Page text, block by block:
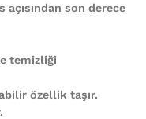
son derece
temizliği
özellik taşır.